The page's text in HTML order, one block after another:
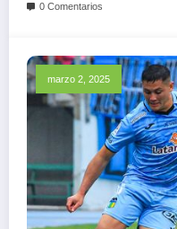
0 Comentarios
marzo 2, 2025